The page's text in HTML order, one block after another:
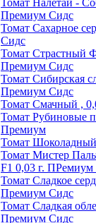
Томат Налетай -
Премиум Сидс
Томат Сахарное
Сидс
Томат Страстный
Премиум Сидс
Томат Сибирская
Премиум Сидс
Томат Смачный ,
Томат Рyбинoвыe
Пpeмиyм
Томат
Томат Мистер
F1 0,03 г.
Томат Сладкое
Премиум Сидс
Томат Сладкая
Премиум Сидс